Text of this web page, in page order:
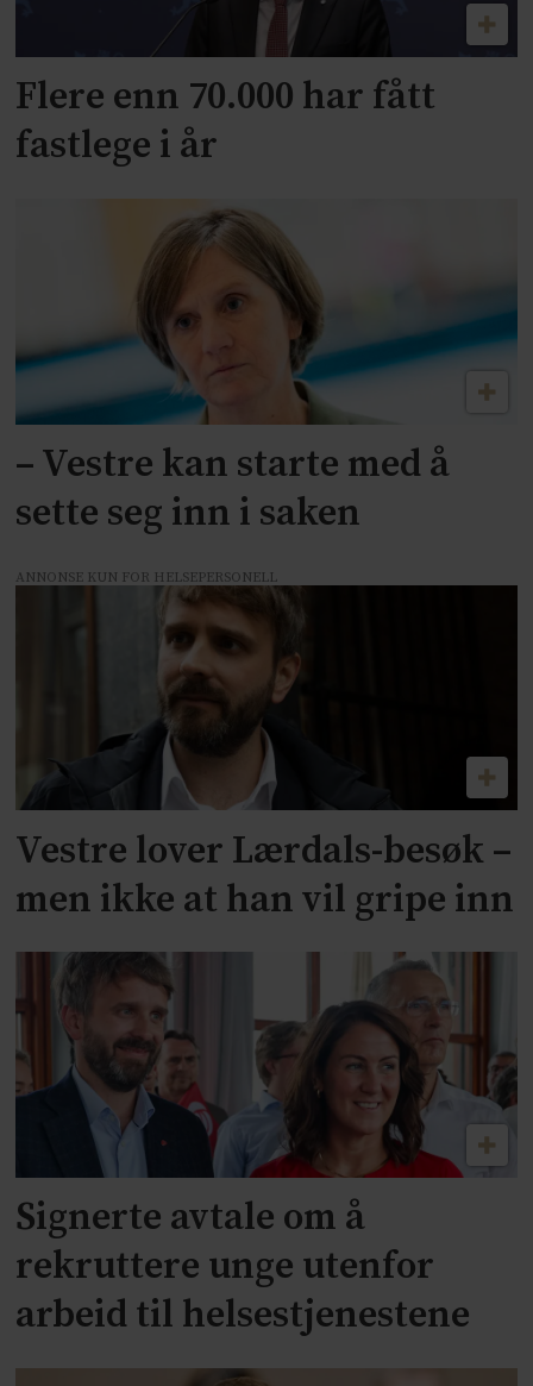
Flere enn 70.000 har fått
fastlege i år
– Vestre kan starte med å
sette seg inn i saken
ANNONSE KUN FOR HELSEPERSONELL
Vestre lover Lærdals-besøk –
men ikke at han vil gripe inn
Signerte avtale om å
rekruttere unge utenfor
arbeid til helsestjenestene